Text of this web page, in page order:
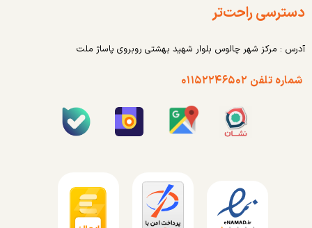
دسترسی راحت‌تر
آدرس : مرکز شهر چالوس بلوار شهید بهشتی روبروی پاساژ ملت
شماره تلفن ۰۱۱۵۲۲۴۶۵۰۲